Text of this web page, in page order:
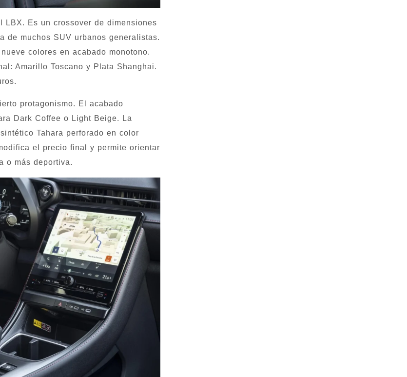
Es un crossover de dimensiones
de muchos SUV urbanos generalistas.
colores en acabado monotono.
Amarillo Toscano y Plata Shanghai.
protagonismo. El acabado
Dark Coffee o Light Beige. La
Tahara perforado en color
el precio final y permite orientar
o más deportiva.